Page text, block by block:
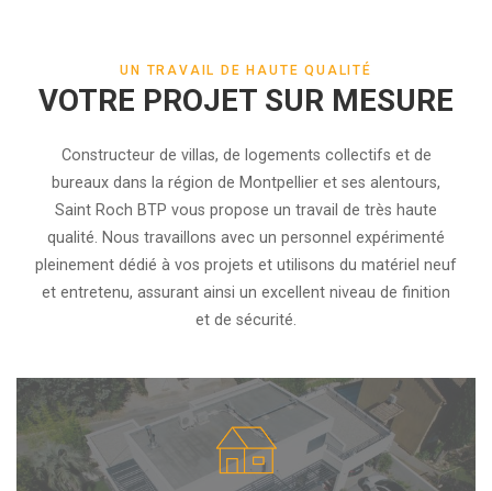
UN TRAVAIL DE HAUTE QUALITÉ
VOTRE PROJET SUR MESURE
Constructeur de villas, de logements collectifs et de
bureaux dans la région de Montpellier et ses alentours,
Saint Roch BTP vous propose un travail de très haute
qualité. Nous travaillons avec un personnel expérimenté
pleinement dédié à vos projets et utilisons du matériel neuf
et entretenu, assurant ainsi un excellent niveau de finition
et de sécurité.